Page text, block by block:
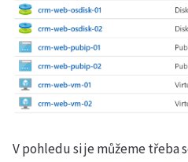
V pohledu si je můžeme